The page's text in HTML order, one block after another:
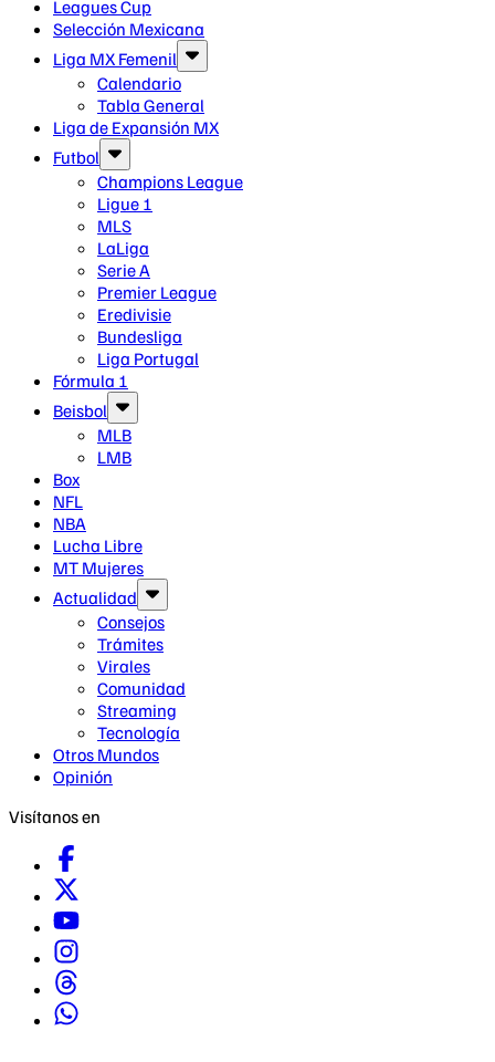
Leagues Cup
Selección Mexicana
Liga MX Femenil
Calendario
Tabla General
Liga de Expansión MX
Futbol
Champions League
Ligue 1
MLS
LaLiga
Serie A
Premier League
Eredivisie
Bundesliga
Liga Portugal
Fórmula 1
Beisbol
MLB
LMB
Box
NFL
NBA
Lucha Libre
MT Mujeres
Actualidad
Consejos
Trámites
Virales
Comunidad
Streaming
Tecnología
Otros Mundos
Opinión
Visítanos en